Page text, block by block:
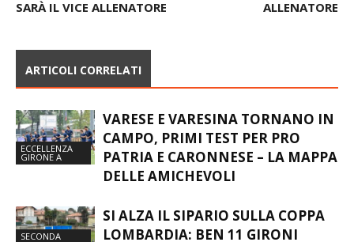
SARÀ IL VICE ALLENATORE ALLENATORE
ARTICOLI CORRELATI
ECCELLENZA
GIRONE A
VARESE E VARESINA TORNANO IN
CAMPO, PRIMI TEST PER PRO
PATRIA E CARONNESE – LA MAPPA
DELLE AMICHEVOLI
SECONDA
SI ALZA IL SIPARIO SULLA COPPA
LOMBARDIA: BEN 11 GIRONI